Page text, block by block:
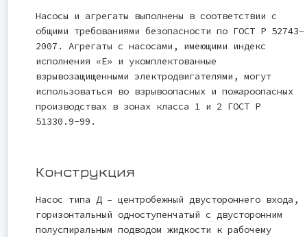
Насосы и агрегаты выполнены в соответствии с
общими требованиями безопасности по ГОСТ Р 52743-
2007. Агрегаты с насосами, имеющими индекс
исполнения «Е» и укомплектованные
взрывозащищенными электродвигателями, могут
использоваться во взрывоопасных и пожароопасных
производствах в зонах класса 1 и 2 ГОСТ Р
51330.9-99.
Конструкция
Насос типа Д – центробежный двустороннего входа,
горизонтальный одноступенчатый с двусторонним
полуспиральным подводом жидкости к рабочему